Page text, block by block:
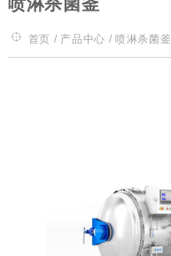
旋转杀菌釜
电动台车
首页 / 产品中心 / 喷淋杀菌釜